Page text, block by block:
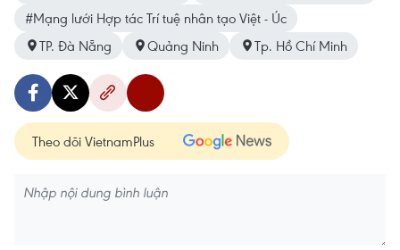
#Mạng lưới Hợp tác Trí tuệ nhân tạo Việt - Úc
TP. Đà Nẵng
Quảng Ninh Tp. Hồ Chí Minh
Theo dõi VietnamPlus